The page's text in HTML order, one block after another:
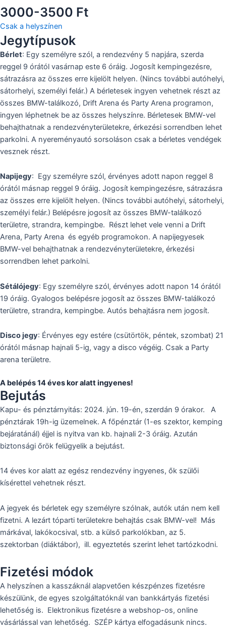
3000-3500 Ft
Csak a helyszínen
Jegytípusok
Bérlet: Egy személyre szól, a rendezvény 5 napjára, szerda
reggel 9 órától vasárnap este 6 óráig. Jogosít kempingezésre,
sátrazásra az összes erre kijelölt helyen. (Nincs további autóhelyi,
sátorhelyi, személyi felár.) A bérletesek ingyen vehetnek részt az
összes BMW-találkozó, Drift Arena és Party Arena programon,
ingyen léphetnek be az összes helyszínre. Bérletesek BMW-vel
behajthatnak a rendezvényterületekre, érkezési sorrendben lehet
parkolni. A nyereményautó sorsoláson csak a bérletes vendégek
vesznek részt.
Napijegy: Egy személyre szól, érvényes adott napon reggel 8
órától másnap reggel 9 óráig. Jogosít kempingezésre, sátrazásra
az összes erre kijelölt helyen. (Nincs további autóhelyi, sátorhelyi,
személyi felár.) Belépésre jogosít az összes BMW-találkozó
területre, strandra, kempingbe. Részt lehet vele venni a Drift
Arena, Party Arena és egyéb programokon. A napijegyesek
BMW-vel behajthatnak a rendezvényterületekre, érkezési
sorrendben lehet parkolni.
Sétálójegy: Egy személyre szól, érvényes adott napon 14 órától
19 óráig. Gyalogos belépésre jogosít az összes BMW-találkozó
területre, strandra, kempingbe. Autós behajtásra nem jogosít.
Disco jegy: Érvényes egy estére (csütörtök, péntek, szombat) 21
órától másnap hajnali 5-ig, vagy a disco végéig. Csak a Party
arena területre.
A belépés 14 éves kor alatt ingyenes!
Bejutás
Kapu- és pénztárnyitás: 2024. jún. 19-én, szerdán 9 órakor. A
pénztárak 19h-ig üzemelnek. A főpénztár (1-es szektor, kemping
bejáratánál) éjjel is nyitva van kb. hajnali 2-3 óráig. Azután
biztonsági őrök felügyelik a bejutást.
14 éves kor alatt az egész rendezvény ingyenes, ők szülői
kísérettel vehetnek részt.
A jegyek és bérletek egy személyre szólnak, autók után nem kell
fizetni. A lezárt tóparti területekre behajtás csak BMW-vel! Más
márkával, lakókocsival, stb. a külső parkolókban, az 5.
szektorban (diáktábor), ill. egyeztetés szerint lehet tartózkodni.
Fizetési módok
A helyszínen a kasszáknál alapvetően készpénzes fizetésre
készülünk, de egyes szolgáltatóknál van bankkártyás fizetési
lehetőség is. Elektronikus fizetésre a webshop-os, online
vásárlással van lehetőség. SZÉP kártya elfogadásunk nincs.